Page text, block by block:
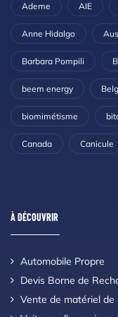
Ademe AIE
Anne Hidalgo
Barbara Pompili
beem energy
biomimétisme
Canada Canicule
À DÉCOUVRIR
Automobile Propre
Devis Borne de
Vente de matériel de